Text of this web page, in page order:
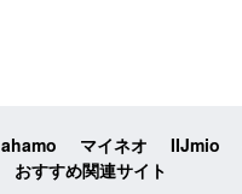
ahamo マイネオ IIJmio
おすすめ関連サイト